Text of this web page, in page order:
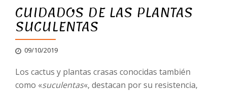
CUIDADOS DE LAS PLANTAS
SUCULENTAS
09/10/2019
Los cactus y plantas crasas conocidas también
como «suculentas«, destacan por su resistencia,